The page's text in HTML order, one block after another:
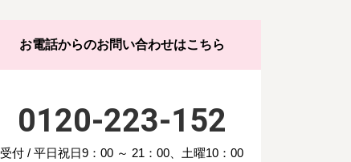
お電話からのお問い合わせはこちら
0120-223-152
受付 / 平日祝日9：00 ～ 21：00、土曜10：00